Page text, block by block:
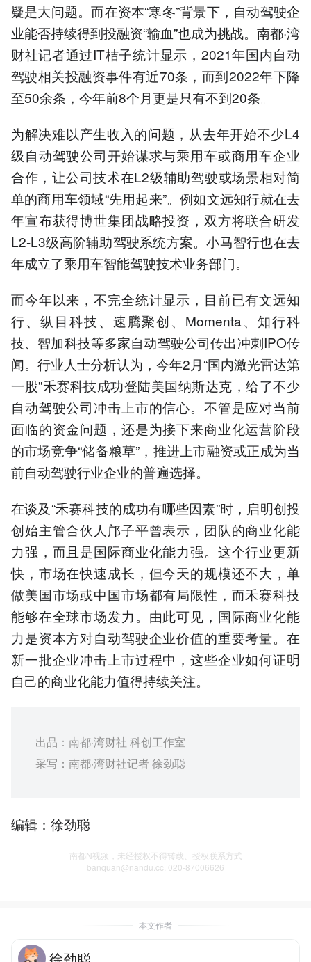
疑是大问题。而在资本“寒冬”背景下，自动驾驶企
业能否持续得到投融资“输血”也成为挑战。南都·湾
财社记者通过IT桔子统计显示，2021年国内自动
驾驶相关投融资事件有近70条，而到2022年下降
至50余条，今年前8个月更是只有不到20条。
为解决难以产生收入的问题，从去年开始不少L4
级自动驾驶公司开始谋求与乘用车或商用车企业
合作，让公司技术在L2级辅助驾驶或场景相对简
单的商用车领域“先用起来”。例如文远知行就在去
年宣布获得博世集团战略投资，双方将联合研发
L2-L3级高阶辅助驾驶系统方案。小马智行也在去
年成立了乘用车智能驾驶技术业务部门。
而今年以来，不完全统计显示，目前已有文远知
行、纵目科技、速腾聚创、Momenta、知行科
技、智加科技等多家自动驾驶公司传出冲刺IPO传
闻。行业人士分析认为，今年2月“国内激光雷达第
一股”禾赛科技成功登陆美国纳斯达克，给了不少
自动驾驶公司冲击上市的信心。不管是应对当前
面临的资金问题，还是为接下来商业化运营阶段
的市场竞争“储备粮草”，推进上市融资或正成为当
前自动驾驶行业企业的普遍选择。
在谈及“禾赛科技的成功有哪些因素”时，启明创投
创始主管合伙人邝子平曾表示，团队的商业化能
力强，而且是国际商业化能力强。这个行业更新
快，市场在快速成长，但今天的规模还不大，单
做美国市场或中国市场都有局限性，而禾赛科技
能够在全球市场发力。由此可见，国际商业化能
力是资本方对自动驾驶企业价值的重要考量。在
新一批企业冲击上市过程中，这些企业如何证明
自己的商业化能力值得持续关注。
出品：南都·湾财社 科创工作室
采写：南都·湾财社记者 徐劲聪
编辑：徐劲聪
南都N视频，未经授权不得转载、授权联系方式
banquan@nandu.cc. 020-87006626
本文作者